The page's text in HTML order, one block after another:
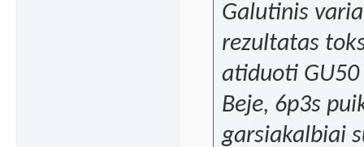
Galutinis
rezultatas
atiduoti GU50
Beje, 6p3s
garsiakalbiai